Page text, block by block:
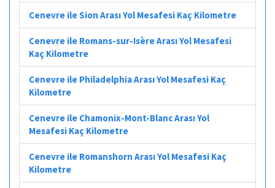
Cenevre ile Sion Arası Yol Mesafesi Kaç Kilometre
Cenevre ile Romans-sur-Isère Arası Yol Mesafesi
Kaç Kilometre
Cenevre ile Philadelphia Arası Yol Mesafesi Kaç
Kilometre
Cenevre ile Chamonix-Mont-Blanc Arası Yol
Mesafesi Kaç Kilometre
Cenevre ile Romanshorn Arası Yol Mesafesi Kaç
Kilometre